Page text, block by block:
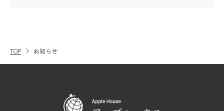
TOP お知らせ